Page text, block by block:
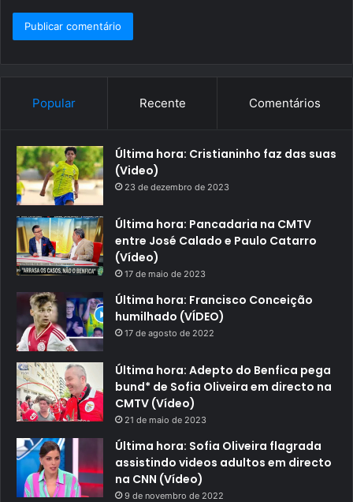
Popular Recente Comentários
Última hora: Cristianinho faz das suas
(Video)
23 de dezembro de 2023
Última hora: Pancadaria na CMTV
entre José Calado e Paulo Catarro
(Vídeo)
17 de maio de 2023
Última hora: Francisco Conceição
humilhado (VÍDEO)
17 de agosto de 2022
Última hora: Adepto do Benfica pega
bund* de Sofia Oliveira em directo na
CMTV (Vídeo)
21 de maio de 2023
Última hora: Sofia Oliveira flagrada
assistindo videos adultos em directo
na CNN (Vídeo)
9 de novembro de 2022